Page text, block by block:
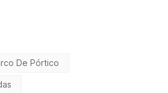
De Pórtico